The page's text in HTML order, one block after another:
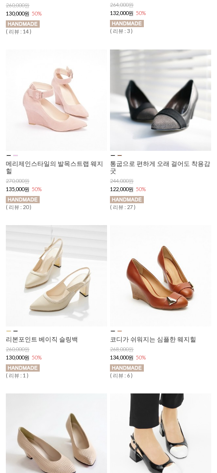
260,000원
130,000원 50%
( 리뷰 : 14 )
264,000원
132,000원 50%
( 리뷰 : 3 )
메리제인스타일의 발목스트랩 웨지
힐
270,000원
135,000원 50%
( 리뷰 : 20 )
통굽으로 편하게 오래 걸어도 착용감
굿
244,000원
122,000원 50%
( 리뷰 : 27 )
리본포인트 베이직 슬링백
260,000원
130,000원 50%
( 리뷰 : 1 )
코디가 쉬워지는 심플한 웨지힐
268,000원
134,000원 50%
( 리뷰 : 6 )